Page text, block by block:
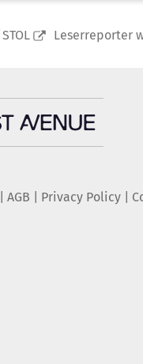
Leserreporter
AGB Privacy Policy|